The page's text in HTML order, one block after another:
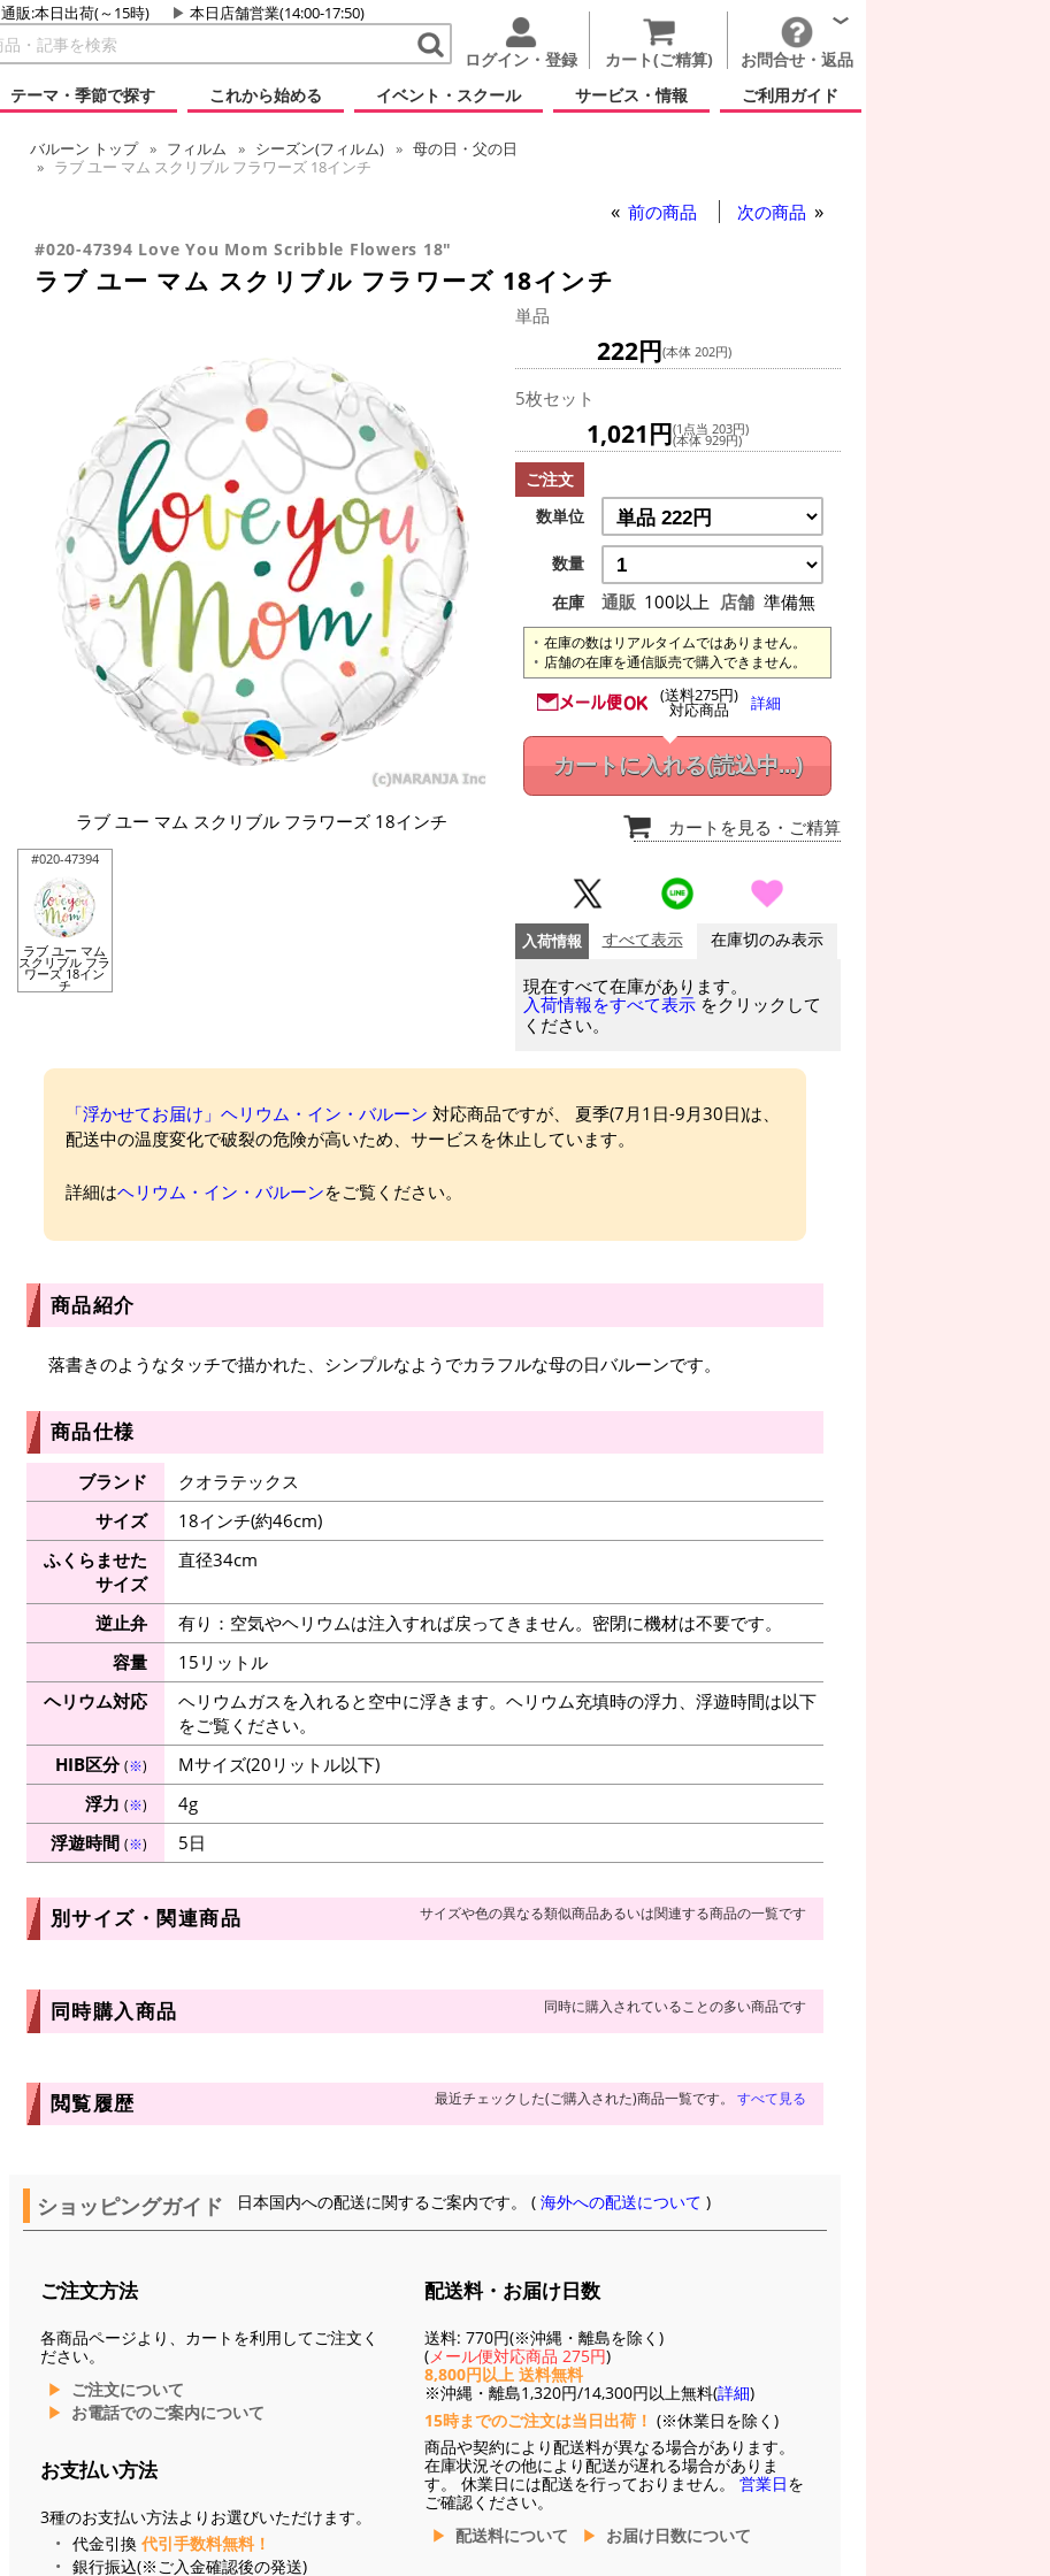
通販:本日出荷(～15時) 本日店舗営業(14:00-17:50)
ログイン・登録 カート(ご精算)
お問合せ・返品
テーマ・季節で探す
これから始める イベント・スクール サービス・情報 ご利用ガイド
バルーン トップ フィルム シーズン(フィルム)
母の日・父の日
ラブ ユー マム スクリブル フラワーズ 18インチ
前の商品 次の商品
#020-47394 Love You Mom Scribble Flowers 18"
ラブ ユー マム スクリブル フラワーズ 18インチ
ラブ ユー マム スクリブル フラワーズ 18インチ
#020-47394
ラブ ユー マム
スクリブル フラ
ワーズ 18イン
チ
単品
222円(本体 202円)
5枚セット
1,021円(1点当 203円)
(本体 929円)
ご注文
数単位
数量
在庫
通販 100以上 店舗 準備無
在庫の数はリアルタイムではありません。
店舗の在庫を通信販売で購入できません。
(送料275円)
対応商品 詳細
カートに入れる(読込中...)
カートを見る ・ご精算
入荷情報 すべて表示 在庫切のみ表示
現在すべて在庫があります。
入荷情報をすべて表示 をクリックして
ください。
「浮かせてお届け」ヘリウム・イン・バルーン 対応商品ですが、 夏季(7月1日-9月30日)は、
配送中の温度変化で破裂の危険が高いため、サービスを休止しています。
詳細はヘリウム・イン・バルーンをご覧ください。
商品紹介
落書きのようなタッチで描かれた、シンプルなようでカラフルな母の日バルーンです。
商品仕様
ブランド
クオラテックス
サイズ
18インチ(約46cm)
ふくらませた
サイズ
直径34cm
逆止弁
有り：空気やヘリウムは注入すれば戻ってきません。密閉に機材は不要です。
容量
15リットル
ヘリウム対応
ヘリウムガスを入れると空中に浮きます。ヘリウム充填時の浮力、浮遊時間は以下
をご覧ください。
HIB区分(※)
Mサイズ(20リットル以下)
浮力 (※)
4g
浮遊時間 (※) 5日
別サイズ・関連商品 サイズや色の異なる類似商品あるいは関連する商品の一覧です
同時購入商品 同時に購入されていることの多い商品です
閲覧履歴 最近チェックした(ご購入された)商品一覧です。 すべて見る
ショッピングガイド 日本国内への配送に関するご案内です。 (海外への配送について )
ご注文方法
各商品ページより、カートを利用してご注文く
ださい。
ご注文について
お電話でのご案内について
お支払い方法
3種のお支払い方法よりお選びいただけます。
代金引換 代引手数料無料！
銀行振込(※ご入金確認後の発送)
配送料・お届け日数
送料: 770円(※沖縄・離島を除く)
(メール便対応商品 275円)
8,800円以上 送料無料
※沖縄・離島1,320円/14,300円以上無料(詳細)
15時までのご注文は当日出荷！ (※休業日を除く)
商品や契約により配送料が異なる場合があります。
在庫状況その他により配送が遅れる場合がありま
す。 休業日には配送を行っておりません。 営業日を
ご確認ください。
配送料について
お届け日数について